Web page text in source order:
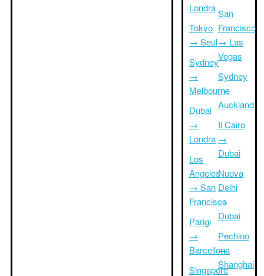
Londra
Tokyo
→ Seul
Sydney
→
Melbourne
Dubai
→
Londra
Los
Angeles
→ San
Francisco
Parigi
→
Barcellona
Singapore
San
Francisco
→ Las
Vegas
Sydney
→
Auckland
Il Cairo
→
Dubai
Nuova
Delhi
→
Dubai
Pechino
→
Shanghai